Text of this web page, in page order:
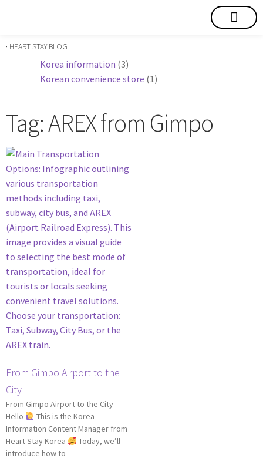
· HEART STAY BLOG
Korea information (3)
Korean convenience store (1)
Tag: AREX from Gimpo
From Gimpo Airport to the
City
From Gimpo Airport to the City
Hello
This is the Korea
Information Content Manager from
Heart Stay Korea
Today, we’ll
introduce how to